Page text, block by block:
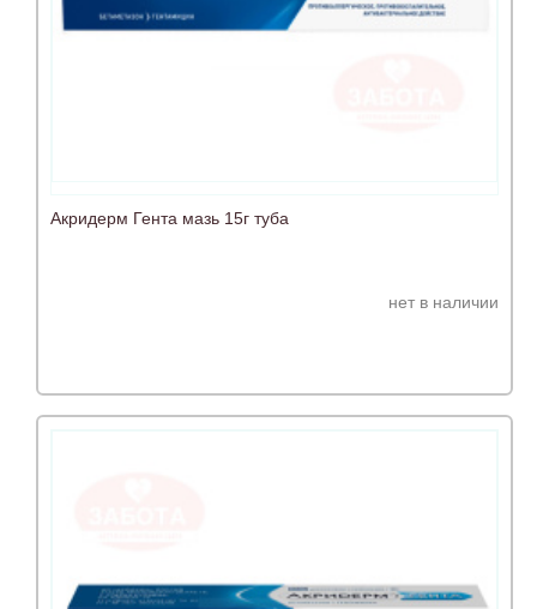
Акридерм Гента мазь 15г туба
нет в наличии